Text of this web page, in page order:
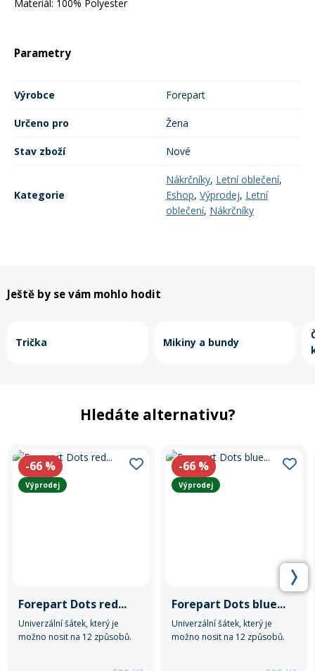
Materiál: 100% Polyester
Parametry
Výrobce Forepart
Určeno pro Žena
Stav zboží Nové
Kategorie
Nákrčníky, Letní oblečení,
Eshop, Výprodej, Letní
oblečení, Nákrčníky
Ještě by se vám mohlo hodit
Trička Mikiny a bundy
Hledáte alternativu?
-66 %
Výprodej
Forepart Dots red...
Univerzální šátek, který je
možno nosit na 12 způsobů.
-66 %
Výprodej
Forepart Dots blue...
Univerzální šátek, který je
možno nosit na 12 způsobů.